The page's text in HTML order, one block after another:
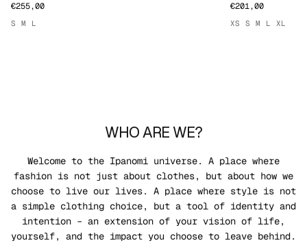
€255,00
S M L
€201,00
XS S M L XL
WHO ARE WE?
Welcome to the Ipanomi universe. A place where
fashion is not just about clothes, but about how we
choose to live our lives. A place where style is not
a simple clothing choice, but a tool of identity and
intention – an extension of your vision of life,
yourself, and the impact you choose to leave behind.